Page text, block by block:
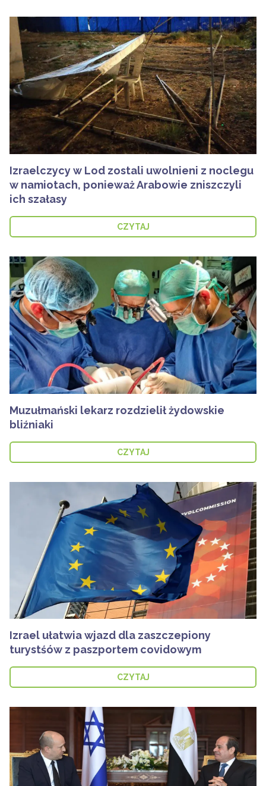
Izraelczycy w Lod zostali uwolnieni z noclegu
w namiotach, ponieważ Arabowie zniszczyli
ich szałasy
CZYTAJ
Muzułmański lekarz rozdzielił żydowskie
bliźniaki
CZYTAJ
Izrael ułatwia wjazd dla zaszczepiony
turystśów z paszportem covidowym
CZYTAJ